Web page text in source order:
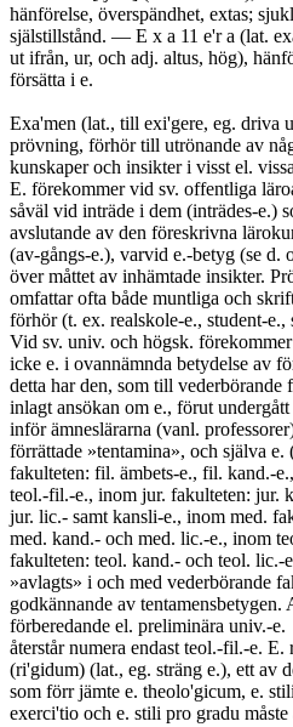
hänförelse, överspändhet, extas;
själstillstånd. — E x a 11 e'r a (lat.
ut ifrån, ur, och adj. altus, hög),
försätta i e.
Exa'men (lat., till exi'gere, eg. driva
prövning, förhör till utrönande av
kunskaper och insikter i visst el.
E. förekommer vid sv. offentliga
såväl vid inträde i dem (inträdes-e.)
avslutande av den föreskrivna
(av-gångs-e.), varvid e.-betyg (se d.
över måttet av inhämtade insikter.
omfattar ofta både muntliga och
förhör (t. ex. realskole-e., student-e.,
Vid sv. univ. och högsk.
icke e. i ovannämnda betydelse av
detta har den, som till vederbörande
inlagt ansökan om e., förut
inför ämneslärarna (vanl.
förrättade »tentamina», och själva
fakulteten: fil. ämbets-e., fil. kand.-
teol.-fil.-e., inom jur. fakulteten: jur.
jur. lic.- samt kansli-e., inom med.
med. kand.- och med. lic.-e., inom
fakulteten: teol. kand.- och teol. lic.-
»avlagts» i och med vederbörande
godkännande av tentamensbetygen.
förberedande el. preliminära univ.-e.
återstår numera endast teol.-fil.-e. E.
(ri'gidum) (lat., eg. sträng e.), ett av
som förr jämte e. theolo'gicum, e.
exerci'tio och e. stili pro gradu måste